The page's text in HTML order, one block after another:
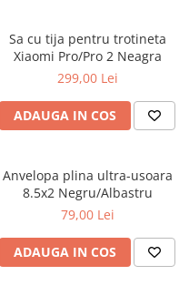
Sa cu tija pentru trotineta
Xiaomi Pro/Pro 2 Neagra
299,00 Lei
ADAUGA IN COS
Anvelopa plina ultra-usoara
8.5x2 Negru/Albastru
79,00 Lei
ADAUGA IN COS